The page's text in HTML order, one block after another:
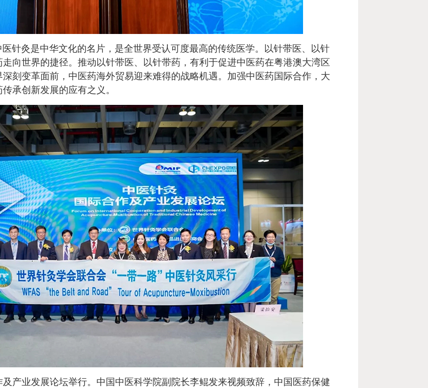
针灸是中华文化的名片，是全世界受认可度最高的传统医学。以针带医、以针
向世界的捷径。推动以针带医、以针带药，有利于促进中医药在粤港澳大湾区
刻变革面前，中医药海外贸易迎来难得的战略机遇。加强中医药国际合作，大
承创新发展的应有之义。
产业发展论坛举行。中国中医科学院副院长李鲲发来视频致辞，中国医药保健